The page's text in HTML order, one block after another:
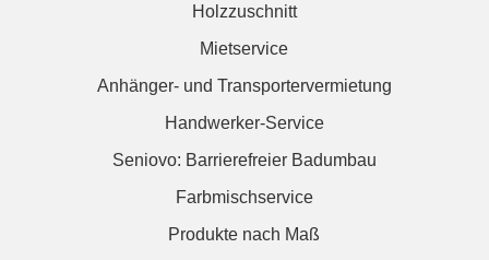
Holzzuschnitt
Mietservice
Anhänger- und Transportervermietung
Handwerker-Service
Seniovo: Barrierefreier Badumbau
Farbmischservice
Produkte nach Maß